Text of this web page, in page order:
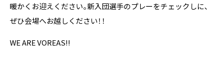
暖かくお迎えください。新入団選手のプレーをチェックしに、
ぜひ会場へお越しください！！
WE ARE VOREAS!!